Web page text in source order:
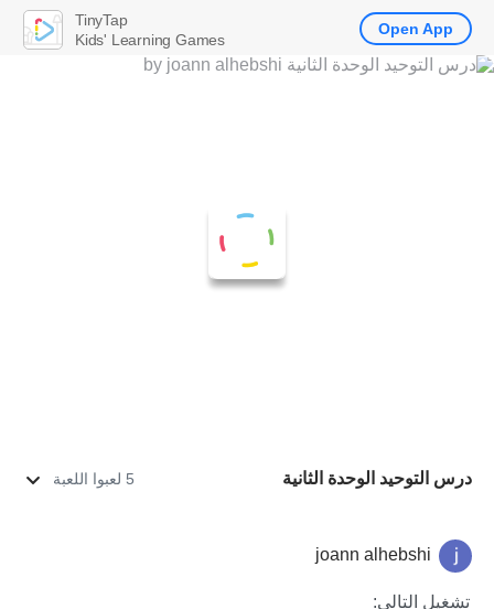
درس التوحيد الوحدة الثانية 5 لعبوا اللعبة
joann alhebshi
تشغيل التالي:
TinyTap
Kids' Learning Games
Open App